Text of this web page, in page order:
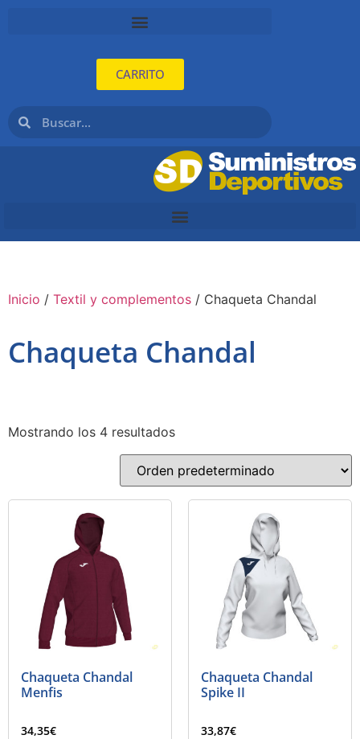
CARRITO
Inicio / Textil y complementos / Chaqueta Chandal
Chaqueta Chandal
Mostrando los 4 resultados
Chaqueta Chandal
Menfis
34,35€
Chaqueta Chandal
Spike II
33,87€